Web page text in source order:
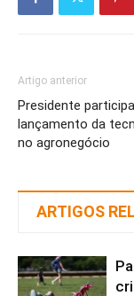
Artigo anterior
Presidente
lançamento da
no agronegócio
ARTIGOS